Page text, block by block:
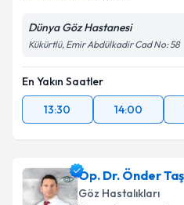
Dünya Göz Hastanesi
Kükürtlü, Emir Abdülkadir Cad No: 58
En Yakın Saatler
13:30
14:00
Op. Dr. Önder
Göz Hastalıkları